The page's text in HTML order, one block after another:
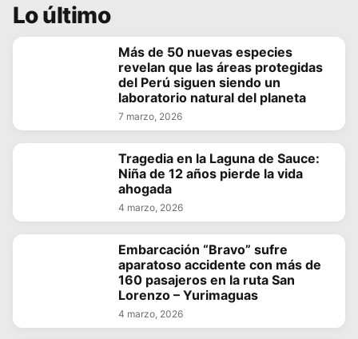
Lo último
Más de 50 nuevas especies
revelan que las áreas protegidas
del Perú siguen siendo un
laboratorio natural del planeta
7 marzo, 2026
Tragedia en la Laguna de Sauce:
Niña de 12 años pierde la vida
ahogada
4 marzo, 2026
Embarcación “Bravo” sufre
aparatoso accidente con más de
160 pasajeros en la ruta San
Lorenzo – Yurimaguas
4 marzo, 2026